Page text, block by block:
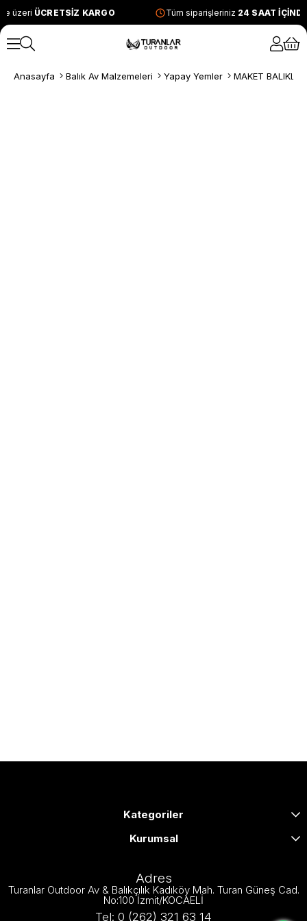
üzeri ÜCRETSİZ KARGO Tüm siparişleriniz 24 SAAT
Anasayfa Balık Av Malzemeleri Yapay Yemler MAKET BALIKLAR
Kategoriler
Kurumsal
Adres
Turanlar Outdoor Av & Balıkçılık Kadıköy Mah. Turan Güneş Cad.
No:100 İzmit/KOCAELİ
Tel: 0 (262) 321 63 14